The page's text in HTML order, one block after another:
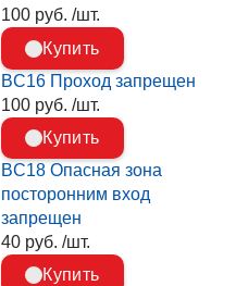
100 руб. /шт.
Купить
BC16 Проход запрещен
100 руб. /шт.
Купить
BC18 Опасная зона
посторонним вход
запрещен
40 руб. /шт.
Купить